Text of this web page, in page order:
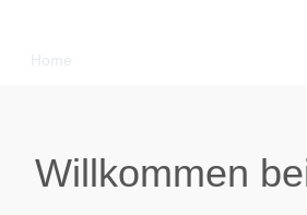
Home
Willkommen